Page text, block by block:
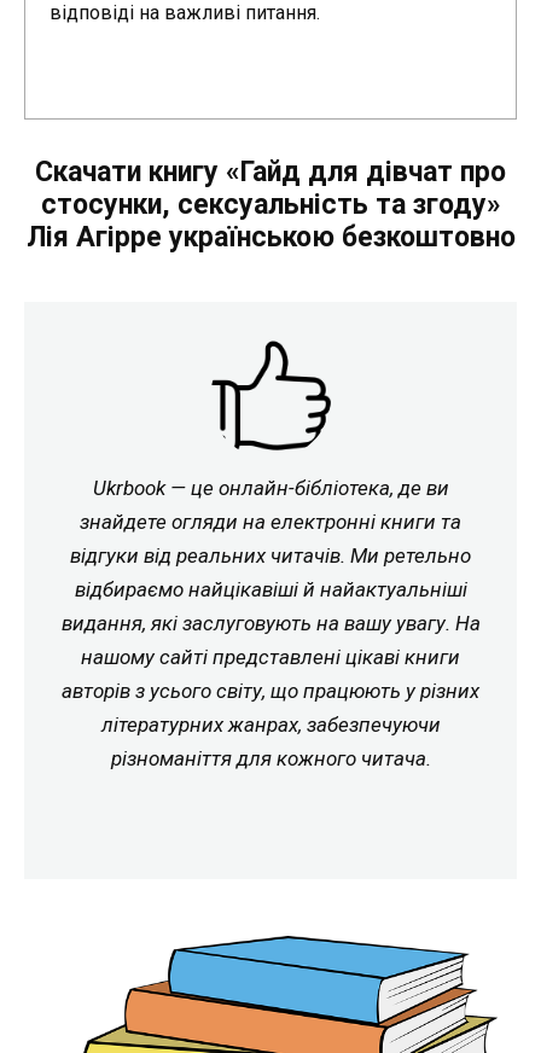
відповіді на важливі питання.
Скачати книгу «Гайд для дівчат про
стосунки, сексуальність та згоду»
Лія Агірре українською безкоштовно
Ukrbook — це онлайн-бібліотека, де ви
знайдете огляди на електронні книги та
відгуки від реальних читачів. Ми ретельно
відбираємо найцікавіші й найактуальніші
видання, які заслуговують на вашу увагу. На
нашому сайті представлені цікаві книги
авторів з усього світу, що працюють у різних
літературних жанрах, забезпечуючи
різноманіття для кожного читача.